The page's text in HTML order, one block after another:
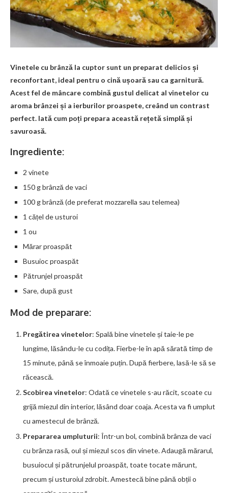
Vinetele cu brânză la cuptor sunt un preparat delicios și
reconfortant, ideal pentru o cină ușoară sau ca garnitură.
Acest fel de mâncare combină gustul delicat al vinetelor cu
aroma brânzei și a ierburilor proaspete, creând un contrast
perfect. Iată cum poți prepara această rețetă simplă și
savuroasă.
Ingrediente:
2 vinete
150 g brânză de vaci
100 g brânză (de preferat mozzarella sau telemea)
1 cățel de usturoi
1 ou
Mărar proaspăt
Busuioc proaspăt
Pătrunjel proaspăt
Sare, după gust
Mod de preparare:
Pregătirea vinetelor: Spală bine vinetele și taie-le pe
lungime, lăsându-le cu codița. Fierbe-le în apă sărată timp de
15 minute, până se înmoaie puțin. După fierbere, lasă-le să se
răcească.
Scobirea vinetelor: Odată ce vinetele s-au răcit, scoate cu
grijă miezul din interior, lăsând doar coaja. Acesta va fi umplut
cu amestecul de brânză.
Prepararea umpluturii: Într-un bol, combină brânza de vaci
cu brânza rasă, oul și miezul scos din vinete. Adaugă mărarul,
busuiocul și pătrunjelul proaspăt, toate tocate mărunt,
precum și usturoiul zdrobit. Amestecă bine până obții o